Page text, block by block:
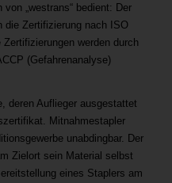
„westrans“ bedient: Der
die Zertifizierung nach ISO
werden durch
(Gefahrenanalyse)
deren Auflieger ausgestattet
Mitnahmestapler
unabdingbar. Der
Zielort sein Material selbst
eines Staplers am